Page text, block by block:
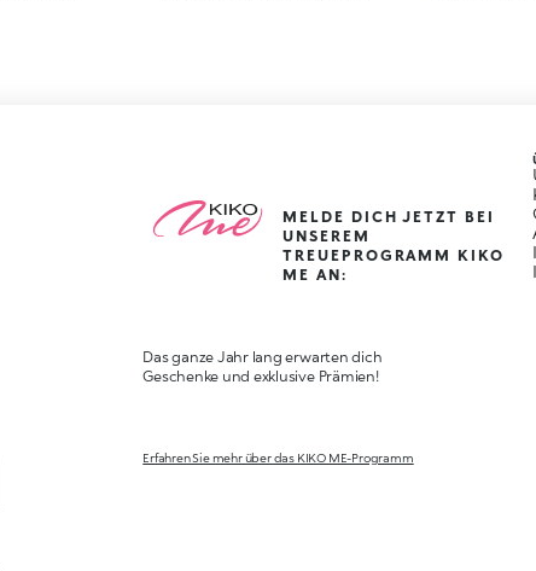
MELDE DICH JETZT BEI
UNSEREM
TREUEPROGRAMM KIKO
ME AN:
Das ganze Jahr lang erwarten dich
Geschenke und exklusive Prämien!
Erfahren Sie mehr über das KIKO ME-Programm